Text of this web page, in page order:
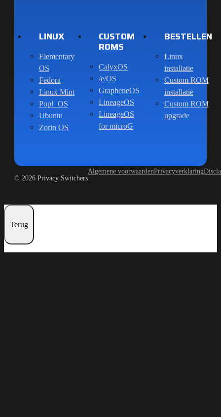
LINUX
Elementary
OS
Fedora
Linux Mint
Pop!_OS
Ubuntu
Zorin OS
CUSTOM
ROMS
CalyxOS
/e/OS
GrapheneOS
LineageOS
LineageOS
for microG
BESTELLEN
Linux
installatie
Custom ROM
installatie
Custom ROM
upgrade
© 2026 Privacy Switchers
Algemene voorwaardenPrivacyverklaring
Terug